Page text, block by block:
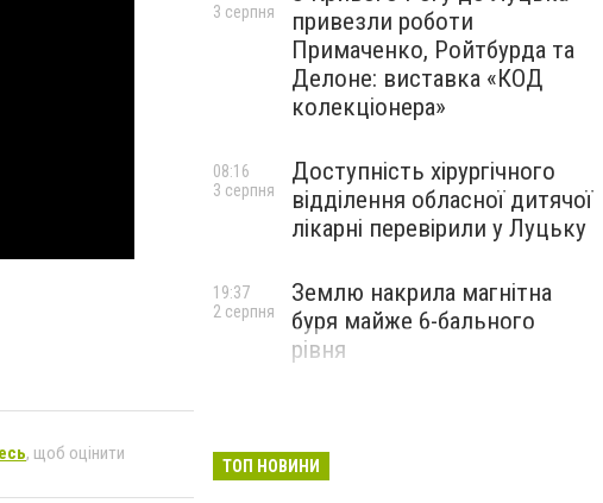
, щоб оцінити
привезли роботи
Примаченко, Ройтбурда та
Делоне: виставка «КОД
колекціонера»
3 серпня
Доступність хірургічного
відділення обласної дитячої
лікарні перевірили у Луцьку
08:16
3 серпня
Землю накрила магнітна
буря майже 6-бального
рівня
19:37
2 серпня
ТОП НОВИНИ